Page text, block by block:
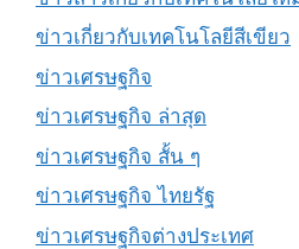
ข่าวเกี่ยวกับเทคโนโลยีสีเขียว
ข่าวเศรษฐกิจ
ข่าวเศรษฐกิจ ล่าสุด
ข่าวเศรษฐกิจ สั้น ๆ
ข่าวเศรษฐกิจ ไทยรัฐ
ข่าวเศรษฐกิจต่างประเทศ